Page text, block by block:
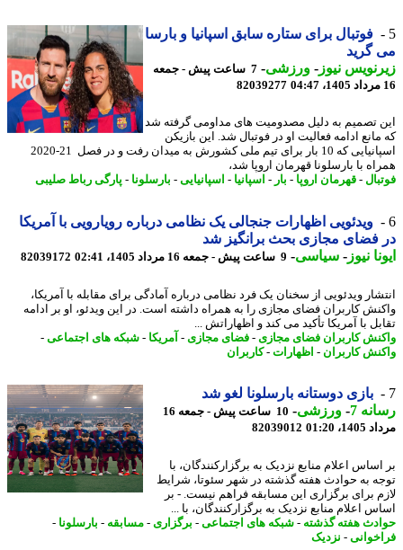
فوتبال برای ستاره سابق اسپانیا و بارسا
گرید
نیوز-ورزشی-
7 ساعت پیش - جمعه
82039277
تصمیم به دلیل مصدومیت های مداومی گرفته شد
ادامه فعالیت او در فوتبال شد. این بازیکن
اسپانیایی که 10 بار برای تیم ملی کشورش به میدان رفت و در فصل 21-2020
با بارسلونا قهرمان اروپا شد،
-قهرمان اروپا - بار - اسپانیا-اسپانیایی-بارسلونا-پارگی رباط صلیبی
ویدئویی اظهارات جنجالی یک نظامی درباره رویارویی با آمریکا
فضای مجازی بحث برانگیز شد
نیوز-سیاسی-9 ساعت پیش - جمعه 16 مرداد 1405، 02:41 82039172
ویدئویی از سخنان یک فرد نظامی درباره آمادگی برای مقابله با آمریکا،
کاربران فضای مجازی را به همراه داشته است. در این ویدئو، او بر ادامه
با آمریکا تأکید می کند و اظهاراتش ...
کاربران فضای مجازی- فضای مجازی- آمریکا- شبکه های اجتماعی-
کاربران - اظهارات- کاربران
بازی دوستانه بارسلونا لغو شد
7
-ورزشی-
10 ساعت پیش - جمعه 16
01:20
82039012
اعلام منابع نزدیک به برگزارکنندگان، با
به حوادث هفته گذشته در شهر سئوتا، شرایط
برای برگزاری این مسابقه فراهم نیست. - بر
اعلام منابع نزدیک به برگزارکنندگان، با ...
هفته گذشته-شبکه های اجتماعی-برگزاری - مسابقه-بارسلونا-
- نزدیک